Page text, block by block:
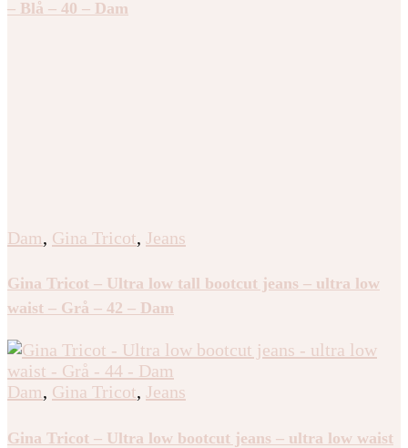
– Blå – 40 – Dam
Dam, Gina Tricot, Jeans
Gina Tricot – Ultra low tall bootcut jeans – ultra low
waist – Grå – 42 – Dam
Dam, Gina Tricot, Jeans
Gina Tricot – Ultra low bootcut jeans – ultra low waist